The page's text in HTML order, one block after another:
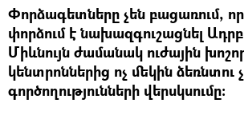
Փորձագետները չեն բացառում,
փորձում է նախազգուշացնել
Միևնույն ժամանակ ուժային
կենտրոններից ոչ մեկին
գործողությունների վերսկսումը։